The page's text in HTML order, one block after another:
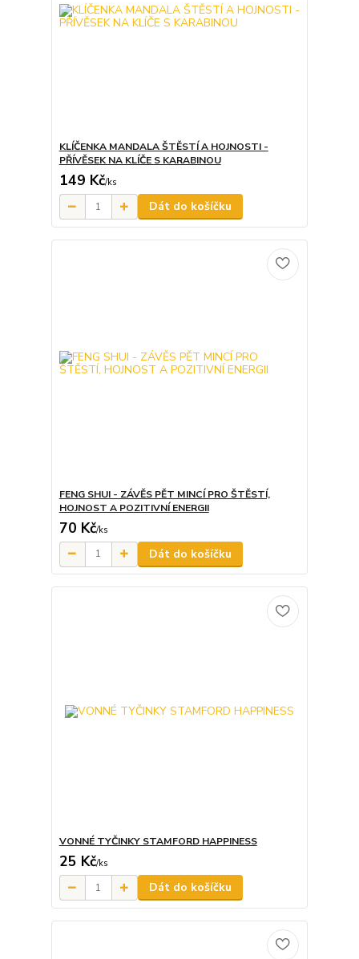
KLÍČENKA MANDALA ŠTĚSTÍ A HOJNOSTI -
PŘÍVĚSEK NA KLÍČE S KARABINOU
149 Kč/ks
Dát do košíčku
FENG SHUI - ZÁVĚS PĚT MINCÍ PRO ŠTĚSTÍ,
HOJNOST A POZITIVNÍ ENERGII
70 Kč/ks
Dát do košíčku
VONNÉ TYČINKY STAMFORD HAPPINESS
25 Kč/ks
Dát do košíčku